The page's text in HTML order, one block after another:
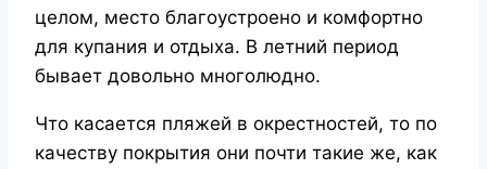
целом, место благоустроено и комфортно
для купания и отдыха. В летний период
бывает довольно многолюдно.
Что касается пляжей в окрестностей, то по
качеству покрытия они почти такие же, как